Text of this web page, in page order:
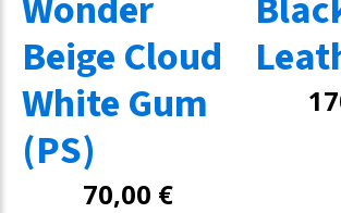
Beige Cloud
White Gum
(PS)
70,00 €